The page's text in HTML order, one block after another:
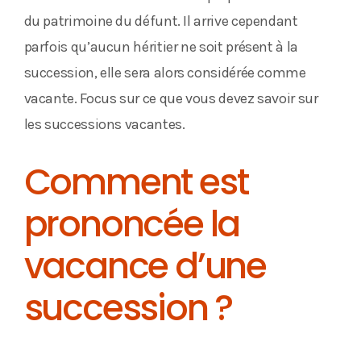
du patrimoine du défunt. Il arrive cependant
parfois qu’aucun héritier ne soit présent à la
succession, elle sera alors considérée comme
vacante. Focus sur ce que vous devez savoir sur
les successions vacantes.
Comment est
prononcée la
vacance d’une
succession ?